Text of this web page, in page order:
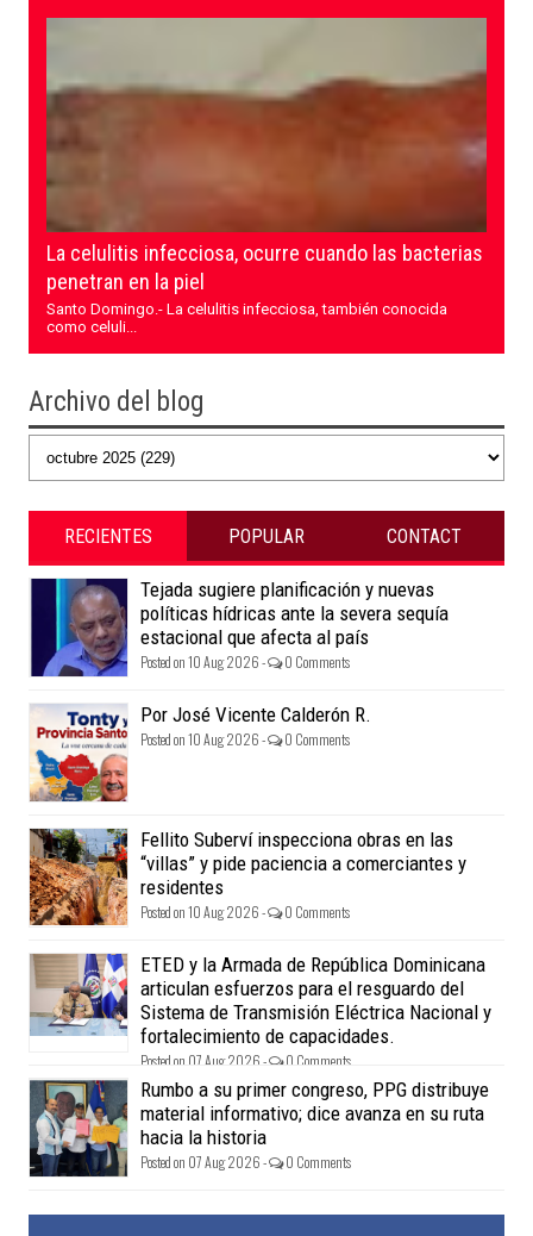
La celulitis infecciosa, ocurre cuando las bacterias
penetran en la piel
Santo Domingo.- La celulitis infecciosa, también conocida
como celuli...
Archivo del blog
RECIENTES POPULAR CONTACT
Tejada sugiere planificación y nuevas
políticas hídricas ante la severa sequía
estacional que afecta al país
Posted on 10 Aug 2026 - 0 Comments
Por José Vicente Calderón R.
Posted on 10 Aug 2026 - 0 Comments
Fellito Suberví inspecciona obras en las
“villas” y pide paciencia a comerciantes y
residentes
Posted on 10 Aug 2026 - 0 Comments
ETED y la Armada de República Dominicana
articulan esfuerzos para el resguardo del
Sistema de Transmisión Eléctrica Nacional y
fortalecimiento de capacidades.
Posted on 07 Aug 2026 - 0 Comments
Rumbo a su primer congreso, PPG distribuye
material informativo; dice avanza en su ruta
hacia la historia
Posted on 07 Aug 2026 - 0 Comments